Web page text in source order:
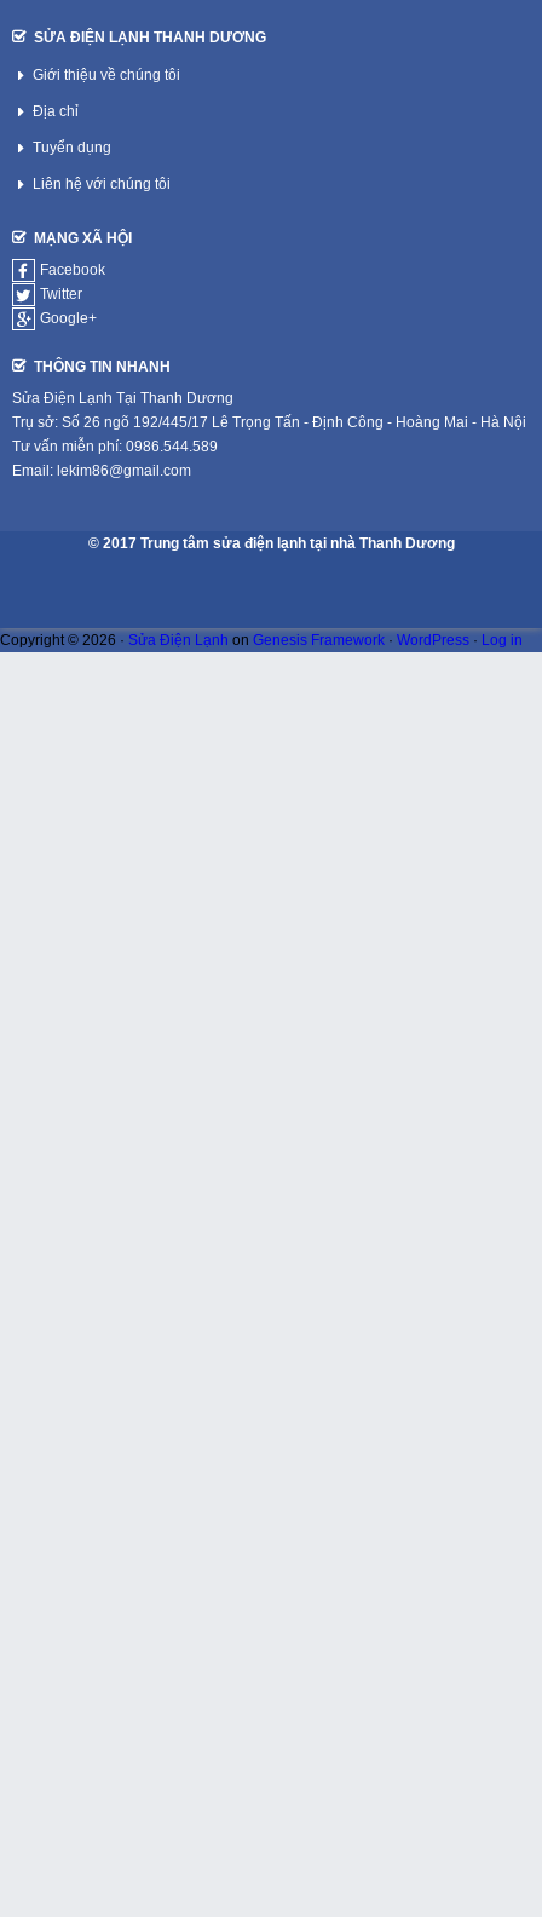
SỬA ĐIỆN LẠNH THANH DƯƠNG
Giới thiệu về chúng tôi
Địa chỉ
Tuyển dụng
Liên hệ với chúng tôi
MẠNG XÃ HỘI
Facebook
Twitter
Google+
THÔNG TIN NHANH
Sửa Điện Lạnh Tại Thanh Dương
Trụ sở: Số 26 ngõ 192/445/17 Lê Trọng Tấn - Định Công - Hoàng Mai - Hà Nội
Tư vấn miễn phí: 0986.544.589
Email: lekim86@gmail.com
© 2017 Trung tâm sửa điện lạnh tại nhà Thanh Dương
Copyright © 2026 · Sửa Điện Lạnh on Genesis Framework · WordPress · Log in